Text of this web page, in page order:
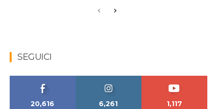
SEGUICI
20,616 6,261 1,117